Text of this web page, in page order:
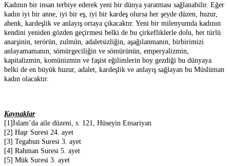
Kadının bir insan terbiye ederek yeni bir dünya yaratması sağlanabilir. Eğer
kadın iyi bir anne, iyi bir eş, iyi bir kardeş olursa her şeyde düzen, huzur,
ahenk, kardeşlik ve anlayış ortaya çıkacaktır. Yeni bir milenyumda kadının
kendini yeniden gözden geçirmesi belki de bu çirkefliklerle dolu, her türlü
anarşinin, terörün, zulmün, adaletsizliğin, aşağılanmanın, birbirimizi
anlayamamanın, sömürgeciliğin ve sömürünün, emperyalizmin,
kapitalizmin, komünizmin ve faşist eğilimlerin boy gezdiği bu dünyaya
belki de en büyük huzur, adalet, kardeşlik ve anlayış sağlayan bu Müslüman
kadın olacaktır.
Kaynaklar
[1]İslam’da aile düzeni, s. 121, Hüseyin Ensariyan
[2] Haşr Suresi 24. ayet
[3] Tegabun Suresi 3. ayet
[4] Rahman Suresi 5. ayet
[5] Mük Suresi 3. ayet